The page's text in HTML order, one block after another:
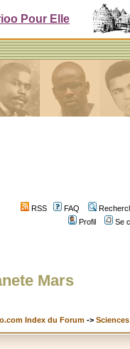
Pour Elle
RSS FAQ
Profil
Se
Mars
Index du Forum ->